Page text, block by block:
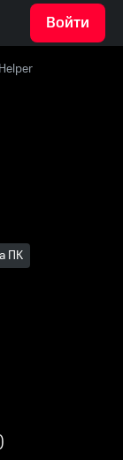
Войти
ПК